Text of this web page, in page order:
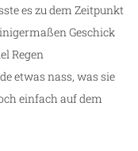
es zu dem Zeitpunkt
Geschick
Regen
etwas nass, was sie
einfach auf dem